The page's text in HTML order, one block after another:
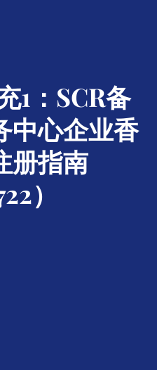
1：SCR备
中心企业香
册指南
）